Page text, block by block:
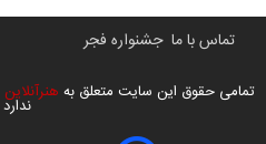
تماس با ما جشنواره فجر
تمامی حقوق این سایت متعلق به هنرآنلاین
ندارد